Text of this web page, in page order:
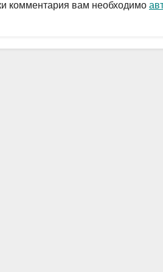
p
ть
комментария вам необходимо